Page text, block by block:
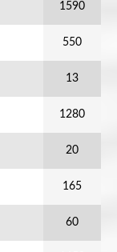
1590
550
13
1280
20
165
60